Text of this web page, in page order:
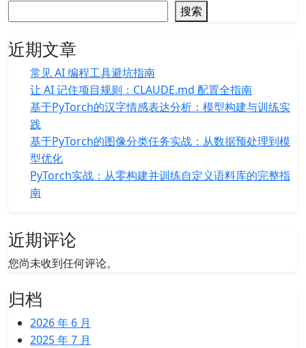
搜索
近期文章
常见 AI 编程工具避坑指南
让 AI 记住项目规则：CLAUDE.md 配置全指南
基于PyTorch的汉字情感表达分析：模型构建与训练实
践
基于PyTorch的图像分类任务实战：从数据预处理到模
型优化
PyTorch实战：从零构建并训练自定义语料库的完整指
南
近期评论
您尚未收到任何评论。
归档
2026 年 6 月
2025 年 7 月